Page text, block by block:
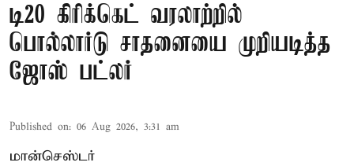
டி20 கிரிக்கெட் வரலாற்றில்
பொல்லார்டு சாதனையை முறியடித்த
ஜோஸ் பட்லர்
Published on: 06 Aug 2026, 3:31 am
மான்செஸ்டர்